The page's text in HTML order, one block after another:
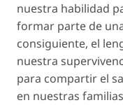
nuestra habilidad
formar parte de
consiguiente, el
nuestra
para compartir el
en nuestras